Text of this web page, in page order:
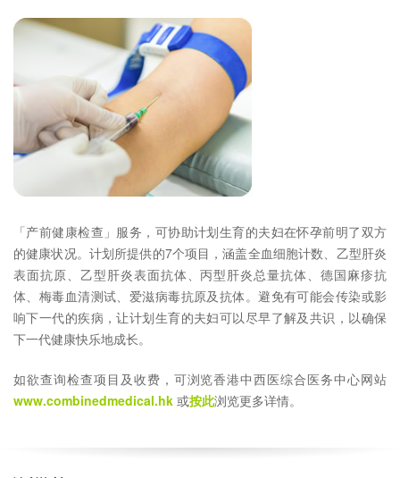
「产前健康检查」服务，可协助计划生育的夫妇在怀孕前明了双方
的健康状况。计划所提供的7个项目，涵盖全血细胞计数、乙型肝炎
表面抗原、乙型肝炎表面抗体、丙型肝炎总量抗体、德国麻疹抗
体、梅毒血清测试、爱滋病毒抗原及抗体。避免有可能会传染或影
响下一代的疾病，让计划生育的夫妇可以尽早了解及共识，以确保
下一代健康快乐地成长。
如欲查询检查项目及收费，可浏览香港中西医综合医务中心网站
www.combinedmedical.hk 或按此浏览更多详情。